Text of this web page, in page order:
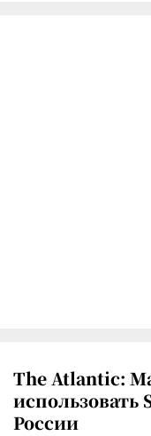
The Atlantic:
использовать
России